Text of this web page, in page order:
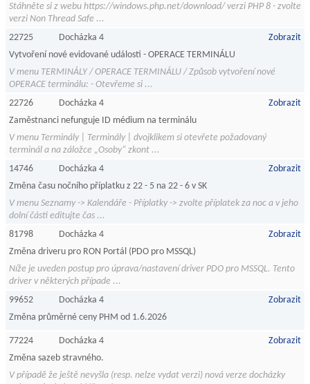
Stáhněte si z webu https://windows.php.net/download/ verzi PHP 8 - zvolte
verzi Non Thread Safe ...
22725
Docházka 4
Zobrazit
Vytvoření nové evidované události - OPERACE TERMINÁLU
V menu TERMINÁLY / OPERACE TERMINÁLU / Způsob vytvoření nové
OPERACE terminálu: - Otevřeme si ...
22726
Docházka 4
Zobrazit
Zaměstnanci nefunguje ID médium na terminálu
V menu Terminály | Terminály | dvojklikem si otevřete požadovaný
terminál a na záložce „Osoby“ zkont ...
14746
Docházka 4
Zobrazit
Změna času nočního příplatku z 22 - 5 na 22 - 6 v SK
V menu Seznamy -> Kalendáře - Příplatky -> zvolte příplatek za noc a v jeho
dolní části editujte čas ...
81798
Docházka 4
Zobrazit
Změna driveru pro RON Portál (PDO pro MSSQL)
Níže je uveden postup pro úprava/nastavení driver PDO pro MSSQL. Tento
driver v některých případe ...
99652
Docházka 4
Zobrazit
Změna průměrné ceny PHM od 1.6.2026
77224 Docházka 4
Zobrazit
Změna sazeb stravného.
V případě že ještě nevyšla (resp. nelze vydat verzi) nová verze docházky